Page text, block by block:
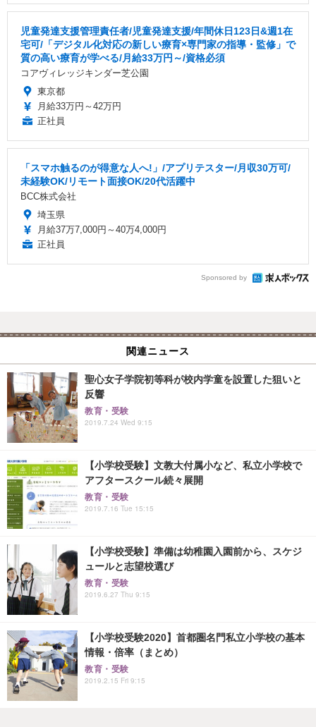
児童発達支援管理責任者/児童発達⽀援/年間休日123日&週1在
宅可/「デジタル化対応の新しい療育×専門家の指導・監修」で
質の高い療育が学べる/月給33万円～/資格必須
コアヴィレッジキンダー芝公園
東京都
月給33万円～42万円
正社員
「スマホ触るのが得意な人へ!」/アプリテスター/月収30万可/
未経験OK/リモート面接OK/20代活躍中
BCC株式会社
埼玉県
月給37万7,000円～40万4,000円
正社員
Sponsored by
関連ニュース
聖心女子学院初等科が校内学童を設置した狙いと
反響
教育・受験
2019.7.24 Wed 9:15
【小学校受験】文教大付属小など、私立小学校で
アフタースクール続々展開
教育・受験
2019.7.16 Tue 15:15
【小学校受験】準備は幼稚園入園前から、スケジ
ュールと志望校選び
教育・受験
2019.6.27 Thu 9:15
【小学校受験2020】首都圏名門私立小学校の基本
情報・倍率（まとめ）
教育・受験
2019.2.15 Fri 9:15